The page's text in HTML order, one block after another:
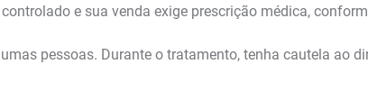
e sua venda exige prescrição médica,
pessoas. Durante o tratamento, tenha cautela ao